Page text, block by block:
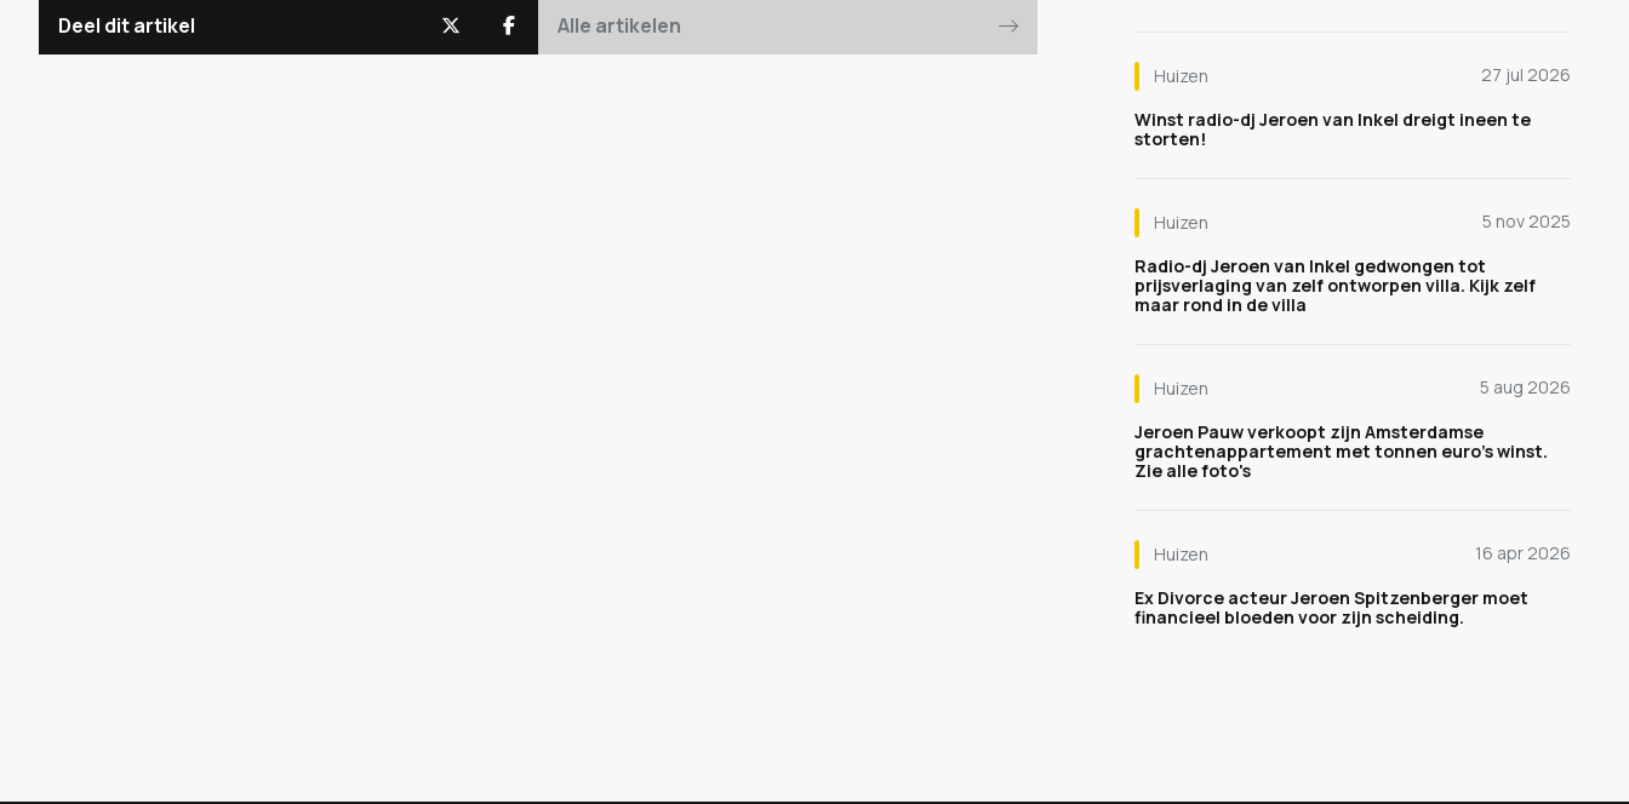
Deel dit artikel Alle artikelen
Huizen
27 jul 2026
Winst radio-dj Jeroen van Inkel dreigt ineen te
storten!
Huizen
5 nov 2025
Radio-dj Jeroen van Inkel gedwongen tot
prijsverlaging van zelf ontworpen villa. Kijk zelf
maar rond in de villa
Huizen
5 aug 2026
Jeroen Pauw verkoopt zijn Amsterdamse
grachtenappartement met tonnen euro's winst.
Zie alle foto's
Huizen
16 apr 2026
Ex Divorce acteur Jeroen Spitzenberger moet
financieel bloeden voor zijn scheiding.